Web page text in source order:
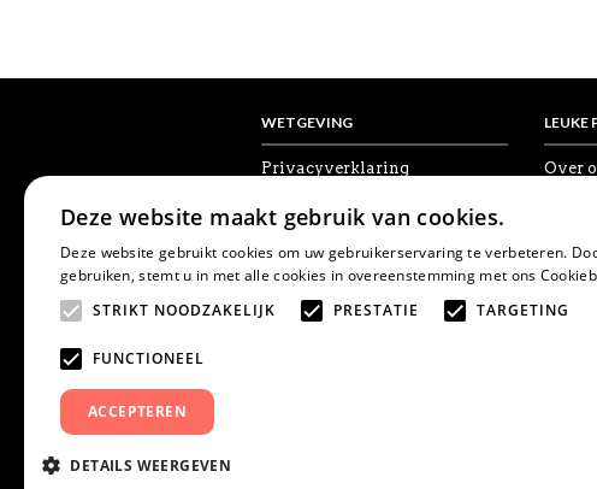
WETGEVING
Privacyverklaring
Disclaimer
Cookies
Herroepingsrecht
LEUKE
Over
Deze website maakt gebruik van cookies.
Deze website gebruikt cookies om uw gebruikerservaring te verbeteren.
gebruiken, stemt u in met alle cookies in overeenstemming met ons
STRIKT NOODZAKELIJK
PRESTATIE TARGETING
FUNCTIONEEL
ACCEPTEREN
DETAILS WEERGEVEN